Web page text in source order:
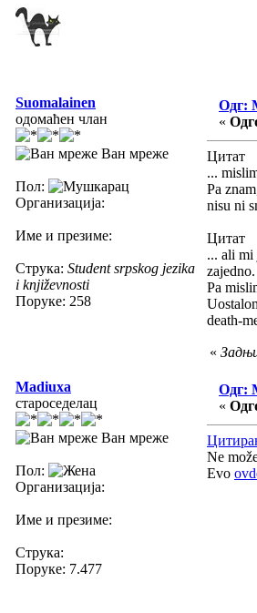
Suomalainen
одомаћен члан
Ван мреже
Пол:
Организација:
Име и презиме:
Струка: Student srpskog jezika
i književnosti
Поруке: 258
Одг:
«
Цитат
...
Pa
nisu ni
Цитат
... ali mi
zajedno.
Pa
death-
«
Madiuxa
староседелац
Ван мреже
Пол:
Организација:
Име и презиме:
Струка:
Поруке: 7.477
Одг:
«
Ne
Evo